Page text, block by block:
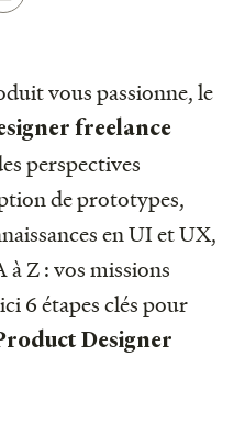
vous passionne, le
freelance
perspectives
de prototypes,
en UI et UX,
à Z : vos missions
6 étapes clés pour
Designer